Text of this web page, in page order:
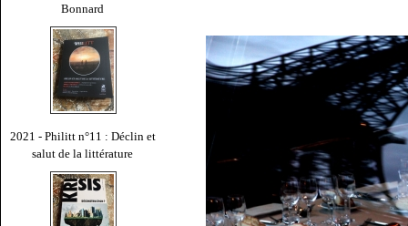
Bonnard
2021 - Philitt n°11 : Déclin et
salut de la littérature